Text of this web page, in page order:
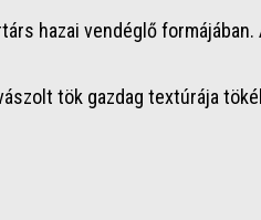
hazai vendéglő formájában.
tök gazdag textúrája